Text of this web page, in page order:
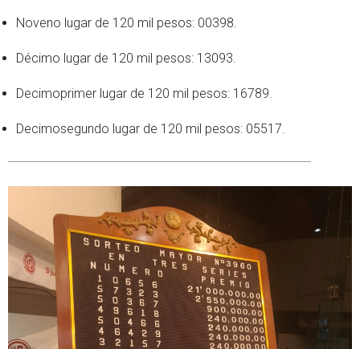
Noveno lugar de 120 mil pesos: 00398.
Décimo lugar de 120 mil pesos: 13093.
Decimoprimer lugar de 120 mil pesos: 16789.
Decimosegundo lugar de 120 mil pesos: 05517.